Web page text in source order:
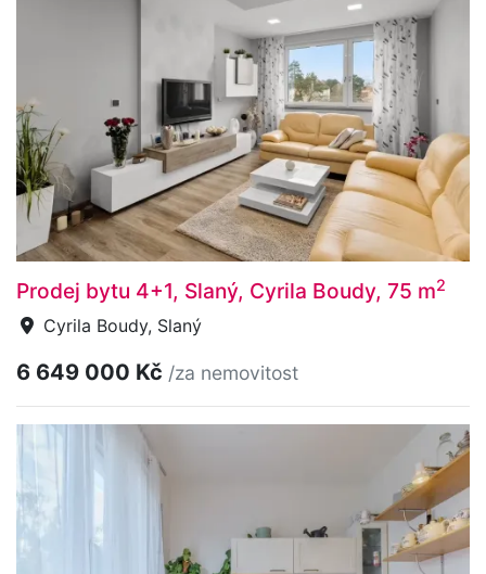
Prodej bytu 4+1, Slaný, Cyrila Boudy, 75 m2
Cyrila Boudy, Slaný
6 649 000 Kč /za nemovitost